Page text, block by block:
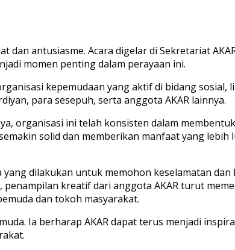
antusiasme. Acara digelar di Sekretariat
momen penting dalam perayaan ini.
kepemudaan yang aktif di bidang sosial,
para sesepuh, serta anggota AKAR lainnya.
organisasi ini telah konsisten dalam
solid dan memberikan manfaat yang lebih
dilakukan untuk memohon keselamatan dan
kreatif dari anggota AKAR turut
dan tokoh masyarakat.
Ia berharap AKAR dapat terus menjadi